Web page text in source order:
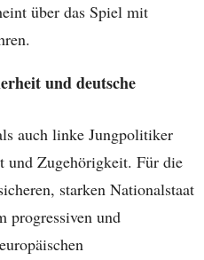
über das Spiel mit
und deutsche
auch linke Jungpolitiker
und Zugehörigkeit. Für die
starken Nationalstaat
progressiven und